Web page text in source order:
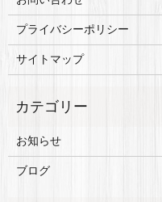
プライバシーポリシー
サイトマップ
お知らせ
ブログ